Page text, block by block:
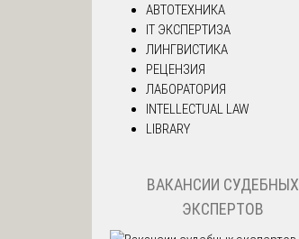
АВТОТЕХНИКА
IT ЭКСПЕРТИЗА
ЛИНГВИСТИКА
РЕЦЕНЗИЯ
ЛАБОРАТОРИЯ
INTELLECTUAL LAW
LIBRARY
ВАКАНСИИ СУДЕБНЫХ
ЭКСПЕРТОВ